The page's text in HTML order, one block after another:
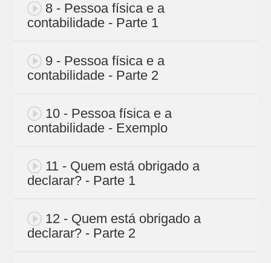
8 - Pessoa física e a
contabilidade - Parte 1
9 - Pessoa física e a
contabilidade - Parte 2
10 - Pessoa física e a
contabilidade - Exemplo
11 - Quem está obrigado a
declarar? - Parte 1
12 - Quem está obrigado a
declarar? - Parte 2